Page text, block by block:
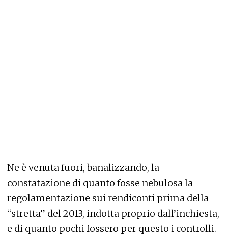
Ne è venuta fuori, banalizzando, la
constatazione di quanto fosse nebulosa la
regolamentazione sui rendiconti prima della
“stretta” del 2013, indotta proprio dall’inchiesta,
e di quanto pochi fossero per questo i controlli.